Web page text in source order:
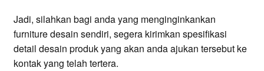
Jadi, silahkan bagi anda yang menginginkankan
furniture desain sendiri, segera kirimkan spesifikasi
detail desain produk yang akan anda ajukan tersebut ke
kontak yang telah tertera.